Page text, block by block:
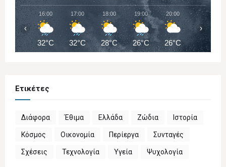
16:00
32°C
17:00
32°C
18:00
28°C
19:00
26°C
20:00
26°C
21:00
26°C
‹ ›
Ετικέτες
Διάφορα Έθιμα Ελλάδα Ζώδια Ιστορία
Κόσμος Οικονομία Περίεργα Συνταγές
Σχέσεις Τεχνολογία Υγεία Ψυχολογία